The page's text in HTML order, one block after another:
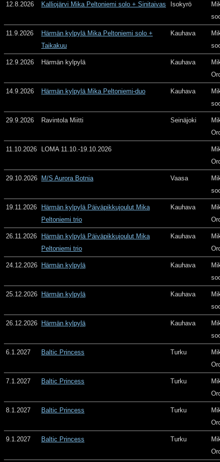
12.8.2026 Kalliojärvi Mika Peltoniemi solo + Sinitaivas Isokyrö
11.9.2026
Härmän kylpylä Mika Peltoniemi solo +
Taikakuu
Kauhava
12.9.2026 Härmän kylpylä Kauhava
14.9.2026 Härmän kylpylä Mika Peltoniemi-duo Kauhava
29.9.2026 Ravintola Miitti Seinäjoki
11.10.2026 LOMA 11.10.-19.10.2026
29.10.2026 M/S Aurora Botnia Vaasa
19.11.2026
Härmän kylpylä Päiväpikkujoulut Mika
Peltoniemi trio
Kauhava
26.11.2026
Härmän kylpylä Päiväpikkujoulut Mika
Peltoniemi trio
Kauhava
24.12.2026 Härmän kylpylä Kauhava
25.12.2026 Härmän kylpylä Kauhava
26.12.2026 Härmän kylpylä Kauhava
6.1.2027 Baltic Princess Turku
7.1.2027 Baltic Princess Turku
8.1.2027 Baltic Princess Turku
9.1.2027 Baltic Princess Turku